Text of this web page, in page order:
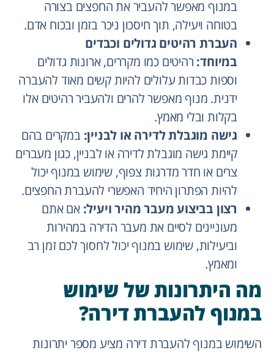
במנוף מאפשר להעביר את החפצים בצורה
בטוחה ויעילה, תוך חיסכון ניכר בזמן ובכוח אדם.
העברת רהיטים גדולים וכבדים
במיוחד: רהיטים כמו מקררים, ארונות גדולים
וספות כבדות עלולים להיות קשים מאוד להעברה
ידנית. מנוף מאפשר להרים ולהעביר רהיטים אלו
בקלות ובלי מאמץ.
גישה מוגבלת לדירה או לבניין: במקרים בהם
קיימת גישה מוגבלת לדירה או לבניין, כגון מעברים
צרים או חדר מדרגות צפוף, שימוש במנוף יכול
להיות הפתרון היחיד האפשרי להעברת החפצים.
רצון בביצוע מעבר מהיר ויעיל: אם אתם
מעוניינים לסיים את מעבר הדירה במהירות
וביעילות, שימוש במנוף יכול לחסוך לכם זמן רב
ומאמץ.
מה היתרונות של שימוש
במנוף להעברת דירה?
השימוש במנוף להעברת דירה מציע מספר יתרונות